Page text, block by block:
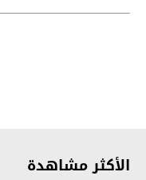
الأكثر مشاهدة